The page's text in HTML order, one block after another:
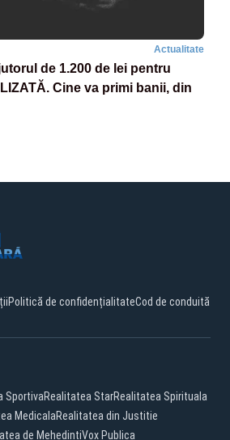
Actualitate
de 1.200 de lei pentru
Cine va primi banii, din
Politică de confidențialitateCod de conduită
SportivaRealitatea StarRealitatea Spirituala
MedicalaRealitatea din Justitie
de MehedintiVox Publica